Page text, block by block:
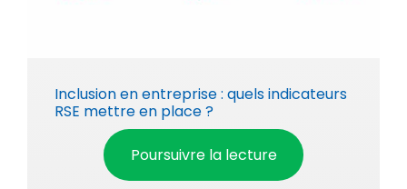
Inclusion en entreprise : quels indicateurs
RSE mettre en place ?
Poursuivre la lecture